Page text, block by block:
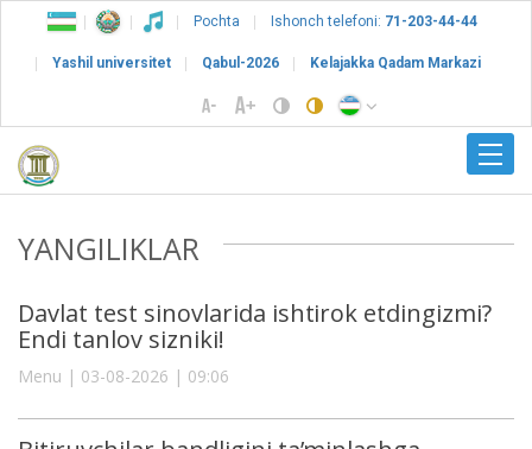
Pochta Ishonch telefoni: 71-203-44-44
Yashil universitet Qabul-2026 Kelajakka Qadam Markazi
YANGILIKLAR
Davlat test sinovlarida ishtirok etdingizmi?
Endi tanlov sizniki!
Menu | 03-08-2026 | 09:06